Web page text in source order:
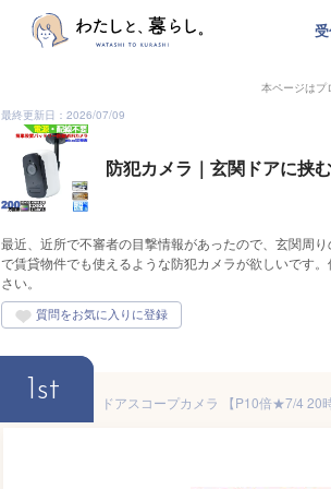
本ページはプ
最終更新日：2026/07/09
防犯カメラ｜玄関ドアに挟
最近、近所で不審者の目撃情報があったので、玄関周
で賃貸物件でも使えるような防犯カメラが欲しいです
さい。
1st